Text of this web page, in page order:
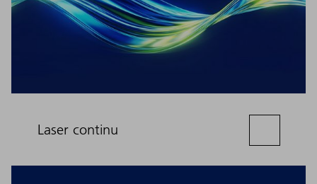
Laser continu